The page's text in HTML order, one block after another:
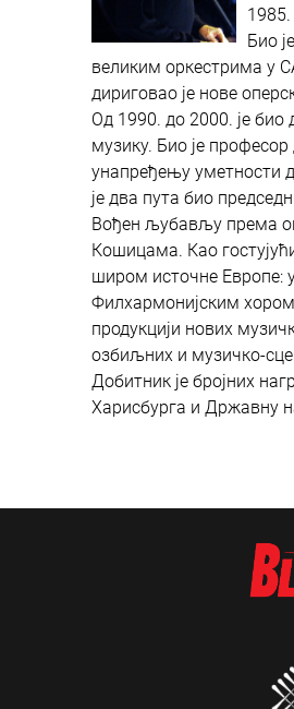
1985.
Био
великим оркестрима у
дириговао је нове
Од 1990. до 2000. је био
музику. Био је
унапређењу уметности
је два пута био
Вођен љубављу према
Кошицама. Као
широм источне Европе:
Филхармонијским
продукцији нових
озбиљних и музичко-
Добитник је бројних
Харисбурга и Државну